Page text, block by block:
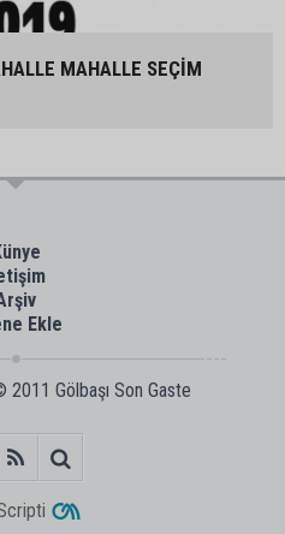
MAHALLE SEÇİM
Ekle
2011 Gölbaşı Son Gaste